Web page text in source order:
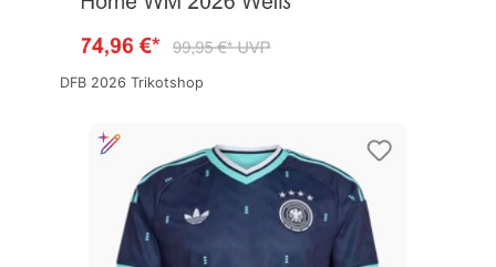
DFB 2026 Trikotshop